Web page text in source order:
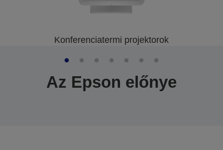
Konferenciatermi projektorok
Az Epson előnye